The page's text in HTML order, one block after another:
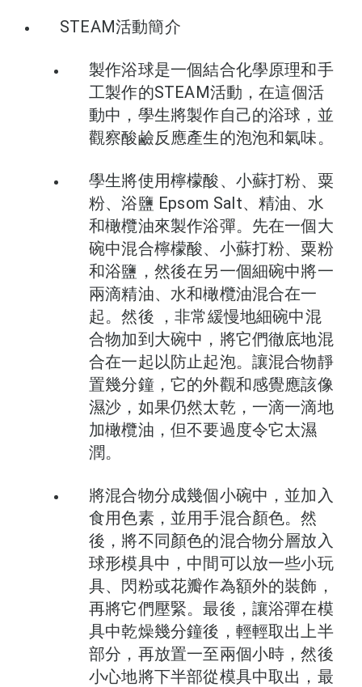
STEAM活動簡介
製作浴球是一個結合化學原理和手
工製作的STEAM活動，在這個活
動中，學生將製作自己的浴球，並
觀察酸鹼反應產生的泡泡和氣味。
學生將使用檸檬酸、小蘇打粉、粟
粉、浴鹽 Epsom Salt、精油、水
和橄欖油來製作浴彈。先在一個大
碗中混合檸檬酸、小蘇打粉、粟粉
和浴鹽，然後在另一個細碗中將一
兩滴精油、水和橄欖油混合在一
起。然後 ，非常緩慢地細碗中混
合物加到大碗中，將它們徹底地混
合在一起以防止起泡。讓混合物靜
置幾分鐘，它的外觀和感覺應該像
濕沙，如果仍然太乾，一滴一滴地
加橄欖油，但不要過度令它太濕
潤。
將混合物分成幾個小碗中，並加入
食用色素，並用手混合顏色。然
後，將不同顏色的混合物分層放入
球形模具中，中間可以放一些小玩
具、閃粉或花瓣作為額外的裝飾，
再將它們壓緊。最後，讓浴彈在模
具中乾燥幾分鐘後，輕輕取出上半
部分，再放置一至兩個小時，然後
小心地將下半部從模具中取出，最